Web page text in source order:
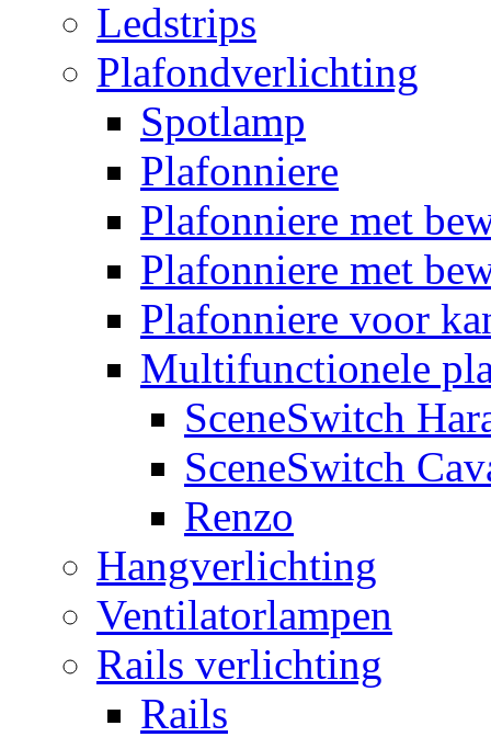
Ledstrips
Plafondverlichting
Spotlamp
Plafonniere
Plafonniere met
Plafonniere met
Plafonniere voor
Multifunctionele
SceneSwitch
SceneSwitch
Renzo
Hangverlichting
Ventilatorlampen
Rails verlichting
Rails